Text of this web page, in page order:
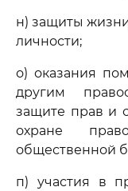
н) защиты
личности;
о) оказания
другим
защите прав и
охране
общественной
п) участия в